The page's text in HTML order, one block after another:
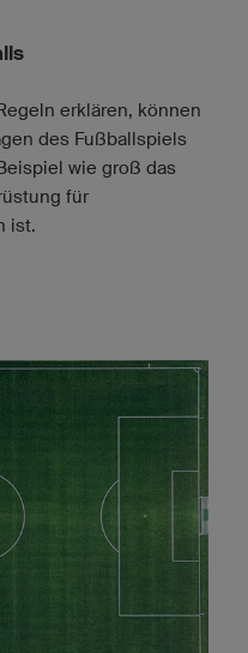
erklären, können
des Fußballspiels
wie groß das
für
ist.